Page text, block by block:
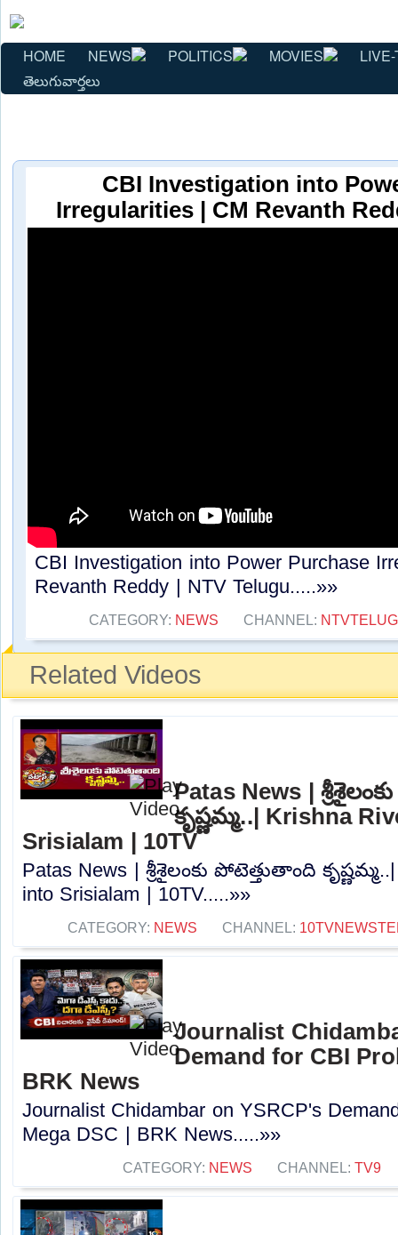
HOME NEWS POLITICS MOVIES
తెలుగువార్తలు
CBI Investigation into
Irregularities | CM Revanth
CBI Investigation into Power Purchase
Revanth Reddy | NTV Telugu.....»»
CATEGORY: NEWS CHANNEL:
Related Videos
Patas News |
కృష్ణమ్మ..| Krishna
Srisialam | 10TV
Patas News | శ్రీశైలంకు పోటెత్తుతాంది
into Srisialam | 10TV.....»»
CATEGORY: NEWS CHANNEL:
Journalist
Demand for CBI
BRK News
Journalist Chidambar on YSRCP's
Mega DSC | BRK News.....»»
CATEGORY: NEWS CHANNEL: TV9